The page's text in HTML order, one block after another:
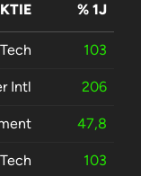
% 1J
103
Intl 206
47,8
103